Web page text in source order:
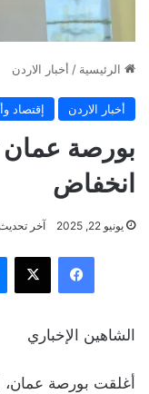
الرئيسية / أخبار الاردن
أخبار الاردن إقتصاد
بورصة عمان
انخفاض
يونيو 22, 2025 آخر تحديث:
فيسبوك ‫X
الشاهين الإخباري
أغلقت بورصة عمان،